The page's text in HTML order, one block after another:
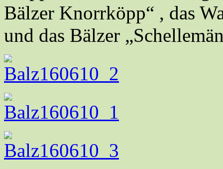
Bälzer Knorrköpp“ , das
und das Bälzer